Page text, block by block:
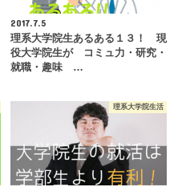
2017.7.5
理系大学院生あるある１３！ 現
役大学院生が コミュ力・研究・
就職・趣味 …
理系大学院生活